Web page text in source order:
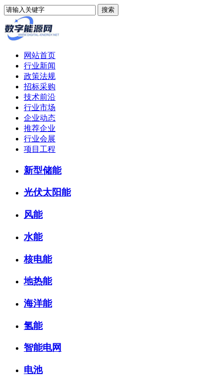
网站首页
行业新闻
政策法规
招标采购
技术前沿
行业市场
企业动态
推荐企业
行业会展
项目工程
新型储能
光伏太阳能
风能
水能
核电能
地热能
海洋能
氢能
智能电网
电池